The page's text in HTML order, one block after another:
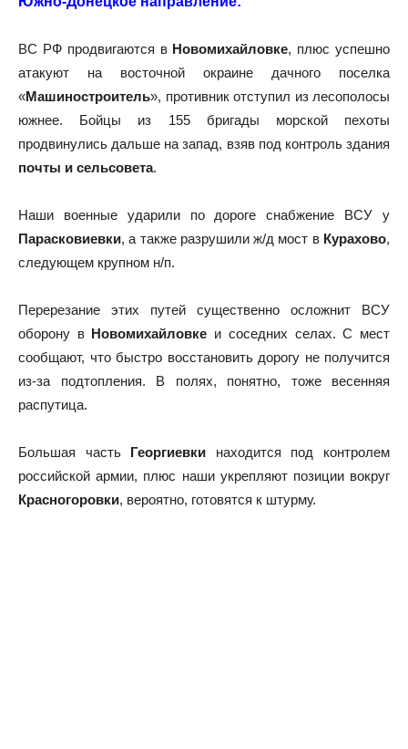
ВС РФ продвигаются в Новомихайловке, плюс успешно
атакуют на восточной окраине дачного поселка
«Машиностроитель», противник отступил из лесополосы
южнее. Бойцы из 155 бригады морской пехоты
продвинулись дальше на запад, взяв под контроль здания
почты и сельсовета.
Наши военные ударили по дороге снабжение ВСУ у
Парасковиевки, а также разрушили ж/д мост в Курахово,
следующем крупном н/п.
Перерезание этих путей существенно осложнит ВСУ
оборону в Новомихайловке и соседних селах. С мест
сообщают, что быстро восстановить дорогу не получится
из-за подтопления. В полях, понятно, тоже весенняя
распутица.
Большая часть Георгиевки находится под контролем
российской армии, плюс наши укрепляют позиции вокруг
Красногоровки, вероятно, готовятся к штурму.